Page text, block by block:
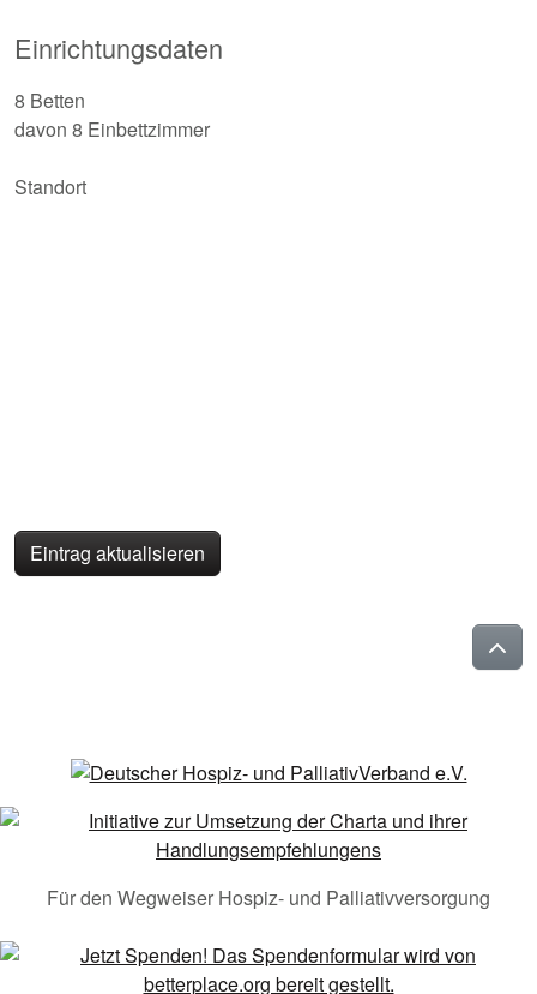
Einrichtungsdaten
8 Betten
davon 8 Einbettzimmer
Standort
Eintrag aktualisieren
Für den Wegweiser Hospiz- und Palliativversorgung